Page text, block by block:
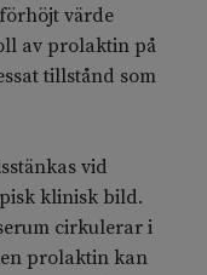
värde
av prolaktin på
tillstånd som
vid
klinisk bild.
cirkulerar i
prolaktin kan